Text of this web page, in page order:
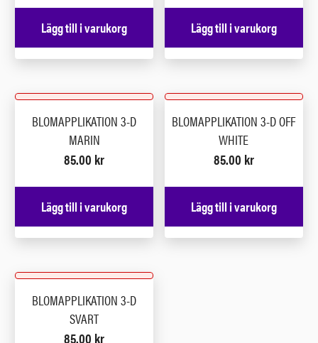
Lägg till i varukorg Lägg till i varukorg
BLOMAPPLIKATION 3-D
MARIN
85.00 kr
Lägg till i varukorg
BLOMAPPLIKATION 3-D OFF
WHITE
85.00 kr
Lägg till i varukorg
BLOMAPPLIKATION 3-D
SVART
85.00 kr